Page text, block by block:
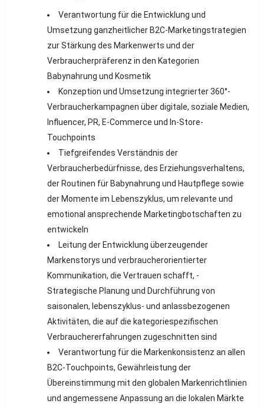
Verantwortung für die Entwicklung und
Umsetzung ganzheitlicher B2C-Marketingstrategien
zur Stärkung des Markenwerts und der
Verbraucherpräferenz in den Kategorien
Babynahrung und Kosmetik
Konzeption und Umsetzung integrierter 360°-
Verbraucherkampagnen über digitale, soziale Medien,
Influencer, PR, E-Commerce und In-Store-
Touchpoints
Tiefgreifendes Verständnis der
Verbraucherbedürfnisse, des Erziehungsverhaltens,
der Routinen für Babynahrung und Hautpflege sowie
der Momente im Lebenszyklus, um relevante und
emotional ansprechende Marketingbotschaften zu
entwickeln
Leitung der Entwicklung überzeugender
Markenstorys und verbraucherorientierter
Kommunikation, die Vertrauen schafft, -
Strategische Planung und Durchführung von
saisonalen, lebenszyklus- und anlassbezogenen
Aktivitäten, die auf die kategoriespezifischen
Verbrauchererfahrungen zugeschnitten sind
Verantwortung für die Markenkonsistenz an allen
B2C-Touchpoints, Gewährleistung der
Übereinstimmung mit den globalen Markenrichtlinien
und angemessene Anpassung an die lokalen Märkte